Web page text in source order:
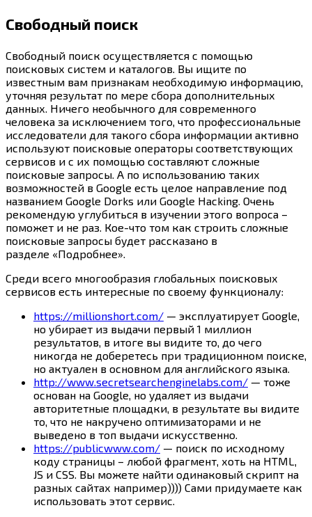
Свободный поиск
Свободный поиск осуществляется с помощью
поисковых систем и каталогов. Вы ищите по
известным вам признакам необходимую информацию,
уточняя результат по мере сбора дополнительных
данных. Ничего необычного для современного
человека за исключением того, что профессиональные
исследователи для такого сбора информации активно
используют поисковые операторы соответствующих
сервисов и с их помощью составляют сложные
поисковые запросы. А по использованию таких
возможностей в Google есть целое направление под
названием Google Dorks или Google Hacking. Очень
рекомендую углубиться в изучении этого вопроса –
поможет и не раз. Кое-что том как строить сложные
поисковые запросы будет рассказано в
разделе «Подробнее».
Среди всего многообразия глобальных поисковых
сервисов есть интересные по своему функционалу:
https://millionshort.com/ — эксплуатирует Google,
но убирает из выдачи первый 1 миллион
результатов, в итоге вы видите то, до чего
никогда не доберетесь при традиционном поиске,
но актуален в основном для английского языка.
http://www.secretsearchenginelabs.com/ — тоже
основан на Google, но удаляет из выдачи
авторитетные площадки, в результате вы видите
то, что не накручено оптимизаторами и не
выведено в топ выдачи искусственно.
https://publicwww.com/ — поиск по исходному
коду страницы – любой фрагмент, хоть на HTML,
JS и CSS. Вы можете найти одинаковый скрипт на
разных сайтах например)))) Сами придумаете как
использовать этот сервис.